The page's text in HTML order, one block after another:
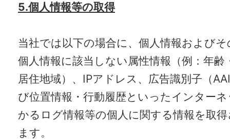
5.個人情報等の取得
当社では以下の場合に、個人情報および
個人情報に該当しない属性情報（例：年齢
居住地域）、IPアドレス、広告識別子（
び位置情報・行動履歴といったインター
かるログ情報等の個人に関する情報を取
ます。